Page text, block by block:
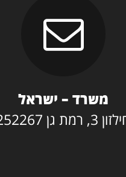
משרד – ישראל
גן 5252267